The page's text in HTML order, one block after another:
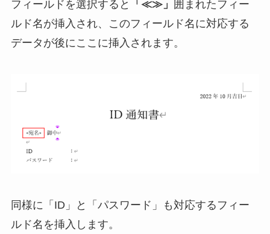
フィールドを選択すると 「≪≫」
囲まれたフィー
ルド名が挿入され、このフィールド名に対応する
データが後にここに挿入されます。
同様に「ID」と「パスワード」も対応するフィー
ルド名を挿入します。